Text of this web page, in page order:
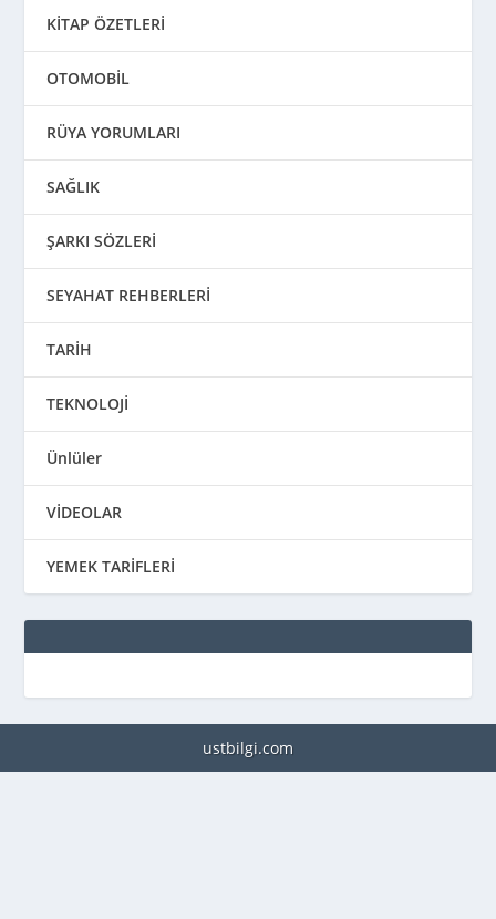
KİTAP ÖZETLERİ
OTOMOBİL
RÜYA YORUMLARI
SAĞLIK
ŞARKI SÖZLERİ
SEYAHAT REHBERLERİ
TARİH
TEKNOLOJİ
Ünlüler
VİDEOLAR
YEMEK TARİFLERİ
ustbilgi.com